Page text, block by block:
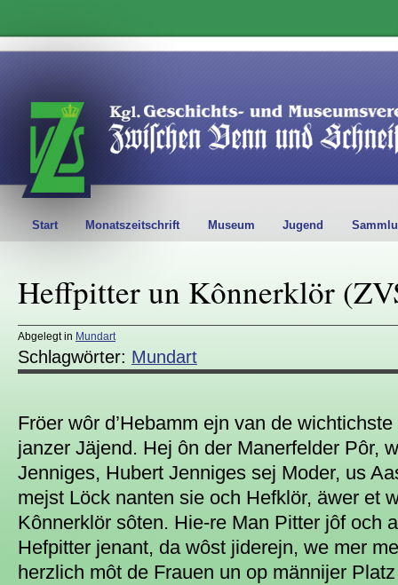
Start Monatszeitschrift Museum Jugend
Heffpitter un Kônnerklör
Abgelegt in Mundart
Schlagwörter: Mundart
Fröer wôr d’Hebamm ejn van de
janzer Jäjend. Hej ôn der Manerfelder Pôr,
Jenniges, Hubert Jenniges sej Moder, us
mejst Löck nanten sie och Hefklör, äwer et
Kônnerklör sôten. Hie-re Man Pitter jôf och
Hefpitter jenant, da wôst jiderejn, we mer
herzlich môt de Frauen un op männijer